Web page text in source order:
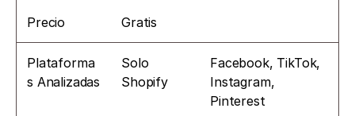
Precio Gratis
Plataforma
s Analizadas
Solo
Shopify
Facebook, TikTok,
Instagram,
Pinterest